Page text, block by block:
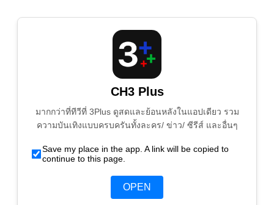
CH3 Plus
มากกว่าที่ทีวีที่ 3Plus ดูสดและย้อนหลังในแอปเดียว รวม
ความบันเทิงแบบครบครันทั้งละคร/ ข่าว/ ซีรีส์ และอื่นๆ
Save my place in the app. A link will be copied to
continue to this page.
OPEN